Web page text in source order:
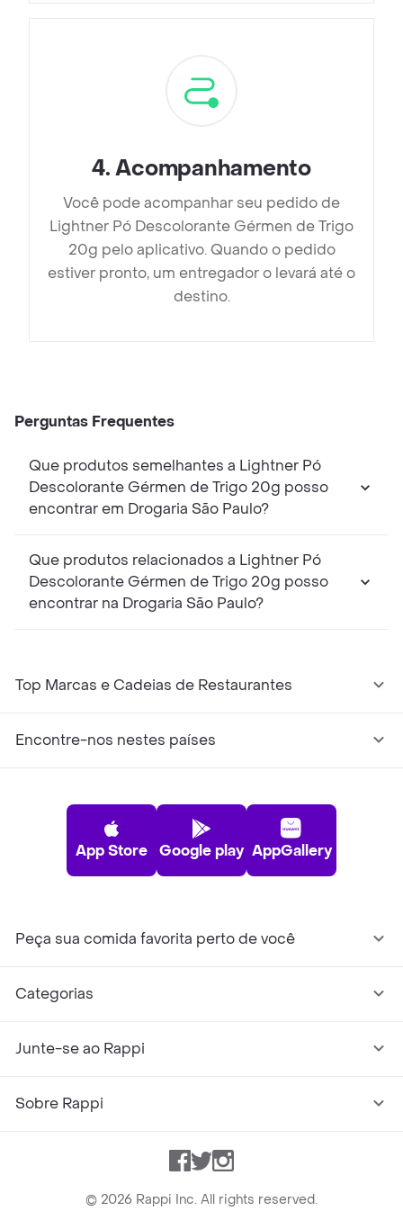
4.Acompanhamento
Você pode acompanhar seu pedido de
Lightner Pó Descolorante Gérmen de Trigo
20g pelo aplicativo. Quando o pedido
estiver pronto, um entregador o levará até o
destino.
Perguntas Frequentes
Que produtos semelhantes a Lightner Pó
Descolorante Gérmen de Trigo 20g posso
encontrar em Drogaria São Paulo?
Que produtos relacionados a Lightner Pó
Descolorante Gérmen de Trigo 20g posso
encontrar na Drogaria São Paulo?
Top Marcas e Cadeias de Restaurantes
Encontre-nos nestes países
App Store Google play AppGallery
Peça sua comida favorita perto de você
Categorias
Junte-se ao Rappi
Sobre Rappi
Facebook
TwitterInstagram
© 2026 Rappi Inc. All rights reserved.